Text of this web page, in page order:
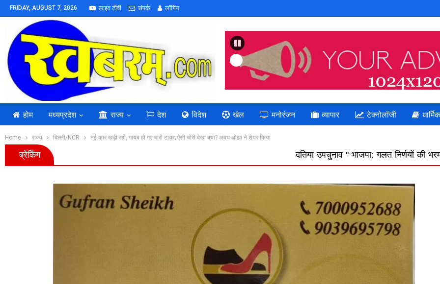
FRIDAY, AUGUST 7, 2026 लाइव टीवी संपर्क लॉगिन
Previous
होम मध्यप्रदेश राज्य देश विदेश खेल मनोरंजन व्यापार टेक्नोलॉजी धार्मिक
Home राज्य दिल्ली/NCR नई कार खड़ी रही, गायब हो गए चारों टायर; ऐसी चोरी देखा क्या? अवध ओझा ने शेयर किया
ब्रेकिंग दतिया उपचुनाव " भाजपा: गलत निर्णयों की भरमार का दुष्परिणाम